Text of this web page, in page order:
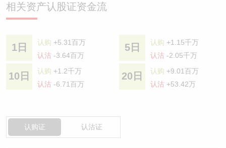
相关资产认股证资金流
1日 认购 +5.31百万
认沽 -3.64百万
5日 认购 +1.15千万
认沽 -2.05千万
10日 认购 +1.2千万
认沽 -6.71百万
20日 认购 +9.01百万
认沽 +53.42万
认购证 认沽证